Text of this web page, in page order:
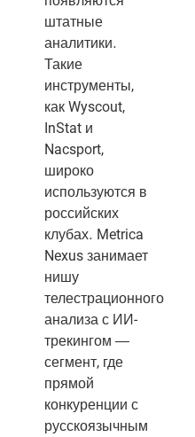
штатные
аналитики.
Такие
инструменты,
как Wyscout,
InStat и
Nacsport,
широко
используются в
российских
клубах. Metrica
Nexus занимает
нишу
телестрационного
анализа с ИИ-
трекингом —
сегмент, где
прямой
конкуренции с
русскоязычным